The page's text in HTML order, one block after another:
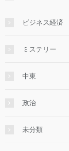
ビジネス経済
ミステリー
中東
政治
未分類